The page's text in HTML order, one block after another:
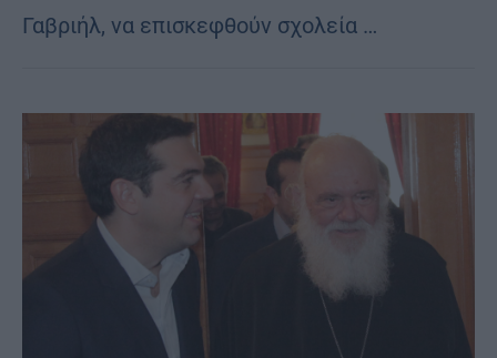
Γαβριήλ, να επισκεφθούν σχολεία …